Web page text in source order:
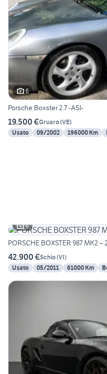
6
Porsche Boxster 2.7 -ASI-
19.500 €Gruaro(VE)
Usato
09/2002 196000 Km
6
PORSCHE BOXSTER 987 MK2 –
42.900 €Schio(VI)
Usato
05/2011 61000 Km